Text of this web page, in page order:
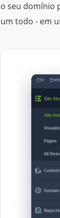
o seu domínio
um todo - em